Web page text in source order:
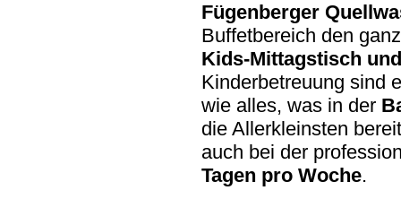
Fügenberger
Buffetbereich den
Kids-Mittagstisch
Kinderbetreuung sind
wie alles, was in der
die Allerkleinsten
auch bei der
Tagen pro Woche.